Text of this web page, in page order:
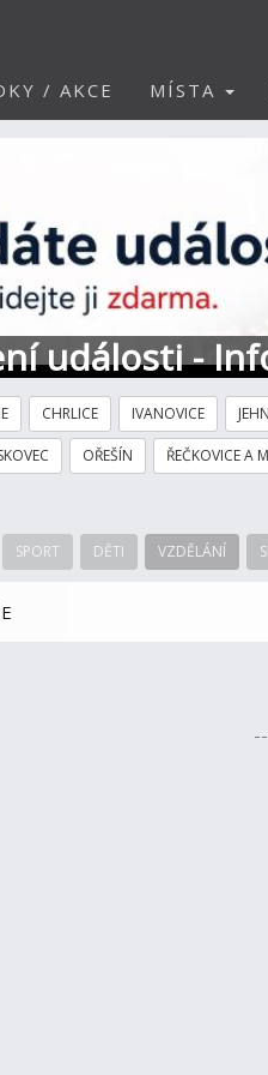
/ AKCE MÍSTA
události -
CHRLICE IVANOVICE
OŘEŠÍN ŘEČKOVICE A
SPORT DĚTI VZDĚLÁNÍ